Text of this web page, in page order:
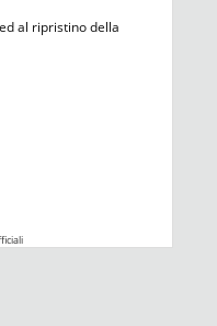
al ripristino della